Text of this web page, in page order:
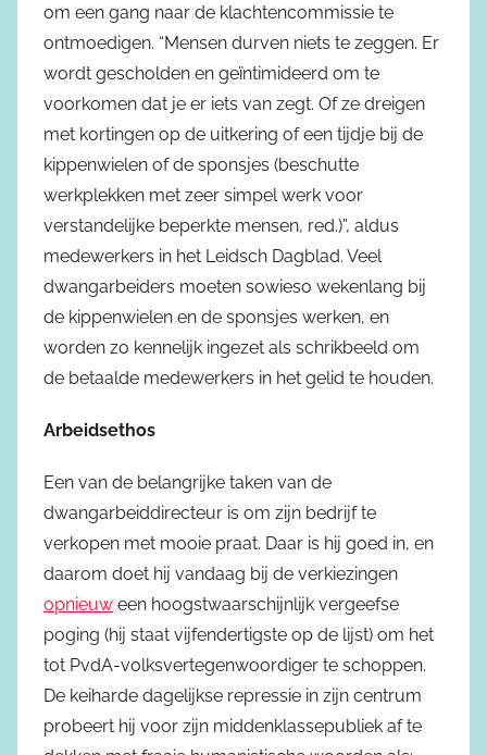
om een gang naar de klachtencommissie te
ontmoedigen. “Mensen durven niets te zeggen. Er
wordt gescholden en geïntimideerd om te
voorkomen dat je er iets van zegt. Of ze dreigen
met kortingen op de uitkering of een tijdje bij de
kippenwielen of de sponsjes (beschutte
werkplekken met zeer simpel werk voor
verstandelijke beperkte mensen, red.)”, aldus
medewerkers in het Leidsch Dagblad. Veel
dwangarbeiders moeten sowieso wekenlang bij
de kippenwielen en de sponsjes werken, en
worden zo kennelijk ingezet als schrikbeeld om
de betaalde medewerkers in het gelid te houden.
Arbeidsethos
Een van de belangrijke taken van de
dwangarbeiddirecteur is om zijn bedrijf te
verkopen met mooie praat. Daar is hij goed in, en
daarom doet hij vandaag bij de verkiezingen
opnieuw een hoogstwaarschijnlijk vergeefse
poging (hij staat vijfendertigste op de lijst) om het
tot PvdA-volksvertegenwoordiger te schoppen.
De keiharde dagelijkse repressie in zijn centrum
probeert hij voor zijn middenklassepubliek af te